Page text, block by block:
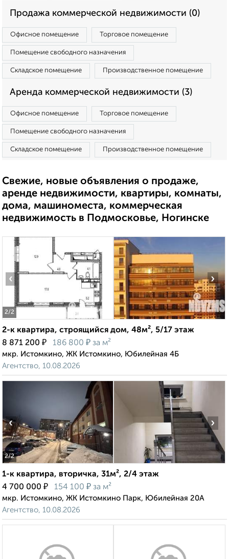
Продажа коммерческой недвижимости (0)
Офисное помещение Торговое помещение
Помещение свободного назначения
Складское помещение Производственное помещение
Аренда коммерческой недвижимости (3)
Офисное помещение Торговое помещение
Помещение свободного назначения
Складское помещение Производственное помещение
Свежие, новые объявления о продаже,
аренде недвижимости, квартиры, комнаты,
дома, машиноместа, коммерческая
недвижимость в Подмосковье, Ногинске
2/2
‹ ›
2-к квартира, строящийся дом, 48м², 5/17 этаж
8 871 200 ₽ 186 800 ₽ за м²
мкр. Истомкино, ЖК Истомкино, Юбилейная 4Б
Агентство, 10.08.2026
2/2
‹ ›
1-к квартира, вторичка, 31м², 2/4 этаж
4 700 000 ₽ 154 100 ₽ за м²
мкр. Истомкино, ЖК Истомкино Парк, Юбилейная 20А
Агентство, 10.08.2026